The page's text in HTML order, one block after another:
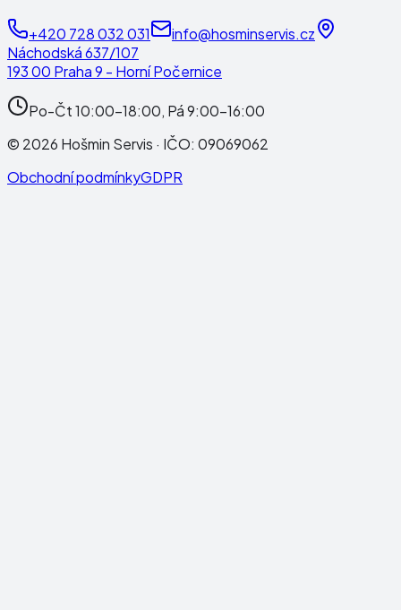
+420 728 032 031
info@hosminservis.cz
Náchodská 637/107
193 00 Praha 9 - Horní Počernice
Po-Čt 10:00-18:00, Pá 9:00-16:00
© 2026 Hošmin Servis · IČO: 09069062
Obchodní podmínkyGDPR